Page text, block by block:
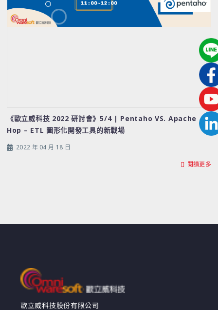
《歐立威科技 2022 研討會》5/4 | Pentaho VS. Apache
Hop – ETL 圖形化開發工具的新戰場
2022 年 04 月 18 日
閱讀更多
歐立威科技股份有限公司